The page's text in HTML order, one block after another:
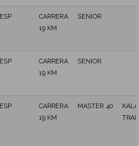
ESP
CARRERA
19 KM
SENIOR
ESP
CARRERA
19 KM
SENIOR
ESP
CARRERA
19 KM
MASTER 40